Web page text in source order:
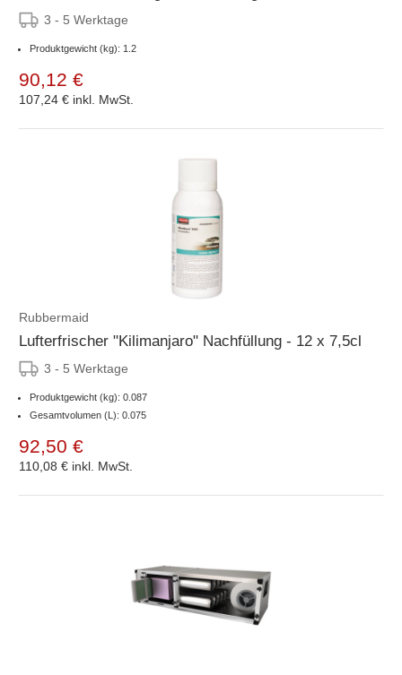
3 - 5 Werktage
Produktgewicht (kg): 1.2
90,12 €
107,24 € inkl. MwSt.
Rubbermaid
Lufterfrischer "Kilimanjaro" Nachfüllung - 12 x 7,5cl
3 - 5 Werktage
Produktgewicht (kg): 0.087
Gesamtvolumen (L): 0.075
92,50 €
110,08 € inkl. MwSt.